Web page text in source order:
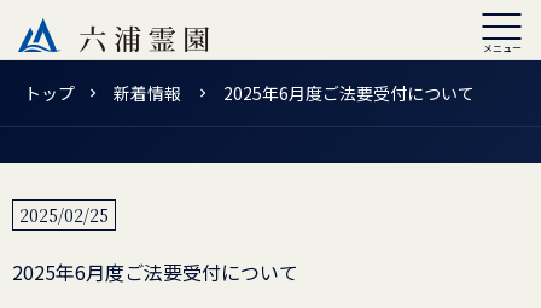
トップ 新着情報 2025年6月度ご法要受付について
2025/02/25
2025年6月度ご法要受付について